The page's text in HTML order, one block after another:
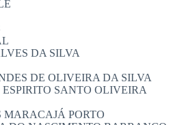
DA SILVA
DE OLIVEIRA DA SILVA
SANTO OLIVEIRA
PORTO